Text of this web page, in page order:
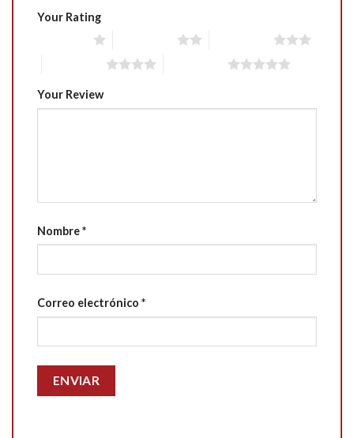
Your Rating
Your Review
Nombre*
Correo electrónico *